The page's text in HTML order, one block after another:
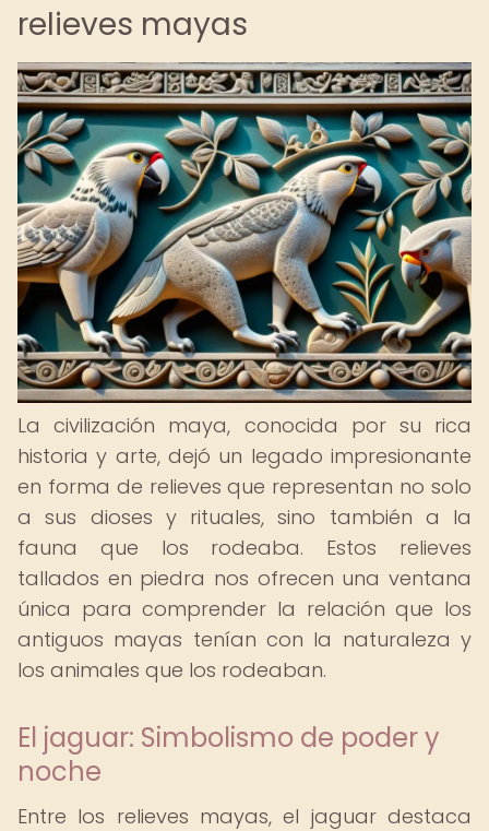
relieves mayas
La civilización maya, conocida por su rica
historia y arte, dejó un legado impresionante
en forma de relieves que representan no solo
a sus dioses y rituales, sino también a la
fauna que los rodeaba. Estos relieves
tallados en piedra nos ofrecen una ventana
única para comprender la relación que los
antiguos mayas tenían con la naturaleza y
los animales que los rodeaban.
El jaguar: Simbolismo de poder y
noche
Entre los relieves mayas, el jaguar destaca